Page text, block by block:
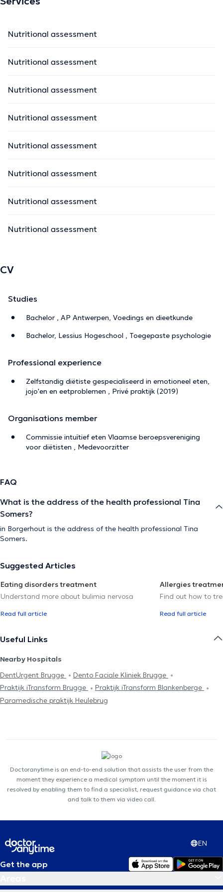
Nutritional assessment
Nutritional assessment
Nutritional assessment
Nutritional assessment
Nutritional assessment
Nutritional assessment
Nutritional assessment
Nutritional assessment
CV
Studies
Bachelor , AP Antwerpen, Voedings en dieetkunde
Bachelor, Lessius Hogeschool , Toegepaste psychologie
Professional experience
Zelfstandig diëtiste gespecialiseerd in emotioneel eten,
jojo'en en eetproblemen , Privé praktijk (2019)
Organisations member
Commissie intuïtief eten Vlaamse beroepsvereniging
voor diëtisten , Medevoorzitter
FAQ
What is the address of the health professional Tina
Somers?
in Borgerhout is the address of the health professional Tina
Somers.
Suggested Articles
Eating disorders treatment
Understand more about bulimia nervosa
Read full article
Allergies
Find out how to
Read full article
Useful Links
Nearby Hospitals
DentUrgent Brugge
Dento Faciale Kliniek Brugge
Praktijk iTransform Brugge
Praktijk iTransform Blankenberge
Paramedische praktijk Heulebrug
Doctoranytime is an end-to-end solution that assists the user from the
moment they experience a medical symptom until the moment it is
resolved by enabling them to find a specialist, request guidance via chat
and talk to them via video call.
EN
Get the app